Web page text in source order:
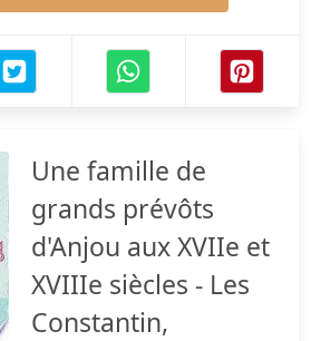
Une famille de
grands prévôts
d'Anjou aux XVIIe et
XVIIIe siècles - Les
Constantin,